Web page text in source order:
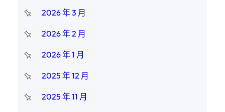
2026 年 3 月
2026 年 2 月
2026 年 1 月
2025 年 12 月
2025 年 11 月